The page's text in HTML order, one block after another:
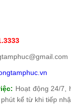
Hoạt động 24/7,
kể từ khi tiếp